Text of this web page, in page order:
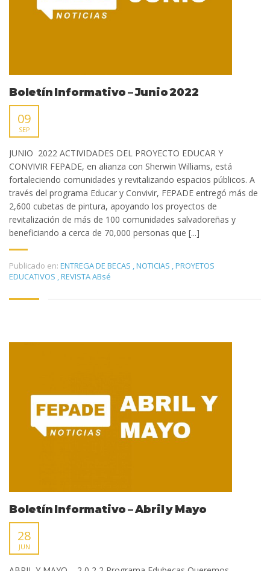
Boletín Informativo – Junio 2022
09
SEP
JUNIO 2022 ACTIVIDADES DEL PROYECTO EDUCAR Y
CONVIVIR FEPADE, en alianza con Sherwin Williams, está
fortaleciendo comunidades y revitalizando espacios públicos. A
través del programa Educar y Convivir, FEPADE entregó más de
2,600 cubetas de pintura, apoyando los proyectos de
revitalización de más de 100 comunidades salvadoreñas y
beneficiando a cerca de 70,000 personas que [...]
Publicado en: ENTREGA DE BECAS ,NOTICIAS ,PROYETOS
EDUCATIVOS ,REVISTA ABsé
Boletín Informativo – Abril y Mayo
28
JUN